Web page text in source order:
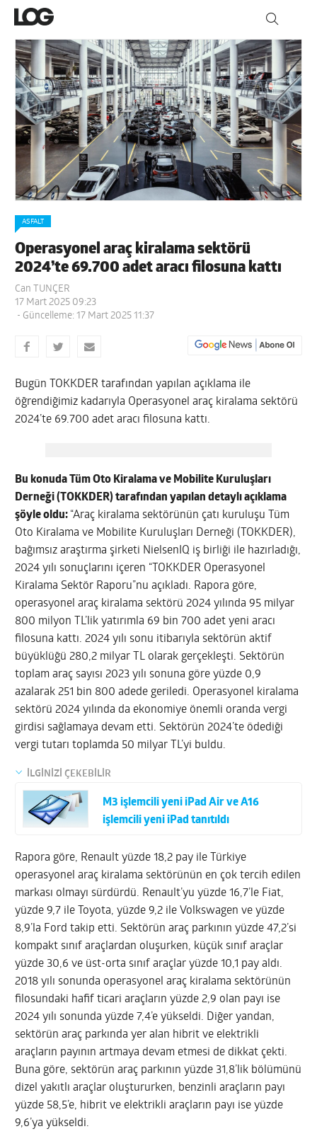
ASFALT
Operasyonel araç kiralama sektörü
2024’te 69.700 adet aracı filosuna kattı
Can TUNÇER
17 Mart 2025 09:23
- Güncelleme: 17 Mart 2025 11:37
Bugün TOKKDER tarafından yapılan açıklama ile
öğrendiğimiz kadarıyla Operasyonel araç kiralama sektörü
2024’te 69.700 adet aracı filosuna kattı.
Bu konuda Tüm Oto Kiralama ve Mobilite Kuruluşları
Derneği (TOKKDER) tarafından yapılan detaylı açıklama
şöyle oldu: “Araç kiralama sektörünün çatı kuruluşu Tüm
Oto Kiralama ve Mobilite Kuruluşları Derneği (TOKKDER),
bağımsız araştırma şirketi NielsenIQ iş birliği ile hazırladığı,
2024 yılı sonuçlarını içeren “TOKKDER Operasyonel
Kiralama Sektör Raporu”nu açıkladı. Rapora göre,
operasyonel araç kiralama sektörü 2024 yılında 95 milyar
800 milyon TL’lik yatırımla 69 bin 700 adet yeni aracı
filosuna kattı. 2024 yılı sonu itibarıyla sektörün aktif
büyüklüğü 280,2 milyar TL olarak gerçekleşti. Sektörün
toplam araç sayısı 2023 yılı sonuna göre yüzde 0,9
azalarak 251 bin 800 adede geriledi. Operasyonel kiralama
sektörü 2024 yılında da ekonomiye önemli oranda vergi
girdisi sağlamaya devam etti. Sektörün 2024’te ödediği
vergi tutarı toplamda 50 milyar TL’yi buldu.
İLGİNİZİ ÇEKEBİLİR
M3 işlemcili yeni iPad Air ve A16
işlemcili yeni iPad tanıtıldı
Rapora göre, Renault yüzde 18,2 pay ile Türkiye
operasyonel araç kiralama sektörünün en çok tercih edilen
markası olmayı sürdürdü. Renault’yu yüzde 16,7’le Fiat,
yüzde 9,7 ile Toyota, yüzde 9,2 ile Volkswagen ve yüzde
8,9’la Ford takip etti. Sektörün araç parkının yüzde 47,2’si
kompakt sınıf araçlardan oluşurken, küçük sınıf araçlar
yüzde 30,6 ve üst-orta sınıf araçlar yüzde 10,1 pay aldı.
2018 yılı sonunda operasyonel araç kiralama sektörünün
filosundaki hafif ticari araçların yüzde 2,9 olan payı ise
2024 yılı sonunda yüzde 7,4’e yükseldi. Diğer yandan,
sektörün araç parkında yer alan hibrit ve elektrikli
araçların payının artmaya devam etmesi de dikkat çekti.
Buna göre, sektörün araç parkının yüzde 31,8’lik bölümünü
dizel yakıtlı araçlar oluştururken, benzinli araçların payı
yüzde 58,5’e, hibrit ve elektrikli araçların payı ise yüzde
9,6’ya yükseldi.